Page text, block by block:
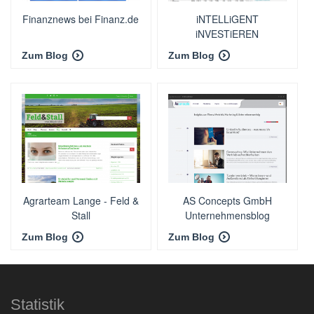
Finanznews bei Finanz.de
Zum Blog
iNTELLiGENT
iNVESTiEREN
Zum Blog
Agrarteam Lange - Feld &
Stall
Zum Blog
AS Concepts GmbH
Unternehmensblog
Zum Blog
Statistik